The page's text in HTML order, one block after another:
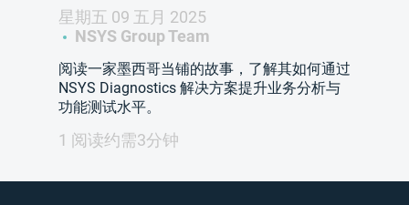
星期五 09 五月 2025
NSYS Group Team
阅读一家墨西哥当铺的故事，了解其如何通过
NSYS Diagnostics 解决方案提升业务分析与
功能测试水平。
1 阅读约需3分钟